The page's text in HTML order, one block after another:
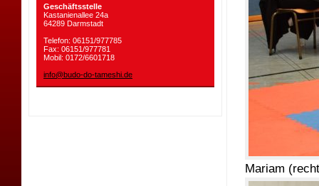
Geschäftsstelle
Kastanienallee 24a
64289 Darmstadt
Telefon: 06151/977785
Fax: 06151/977781
Mobil: 0172/6601718
info@budo-do-tameshi.de
Mariam